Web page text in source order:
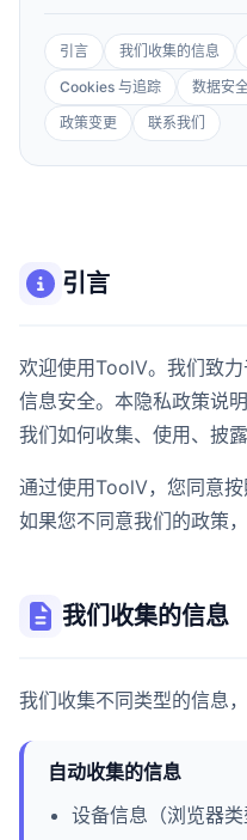
引言 我们收集的信息
Cookies 与追踪
数据安
政策变更
联系我们
引言
欢迎使用ToolV。我们致
信息安全。本隐私政策说
我们如何收集、使用、披
通过使用ToolV，您同意按
如果您不同意我们的政策
我们收集的信息
我们收集不同类型的信息
自动收集的信息
设备信息（浏览器类